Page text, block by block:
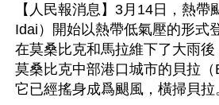
【人民報消息】3月14日，熱帶
Idai）開始以熱帶低氣壓的形式
在莫桑比克和馬拉維下了大雨
莫桑比克中部港口城市的貝拉
它已經搖身成爲颶風，橫掃貝拉